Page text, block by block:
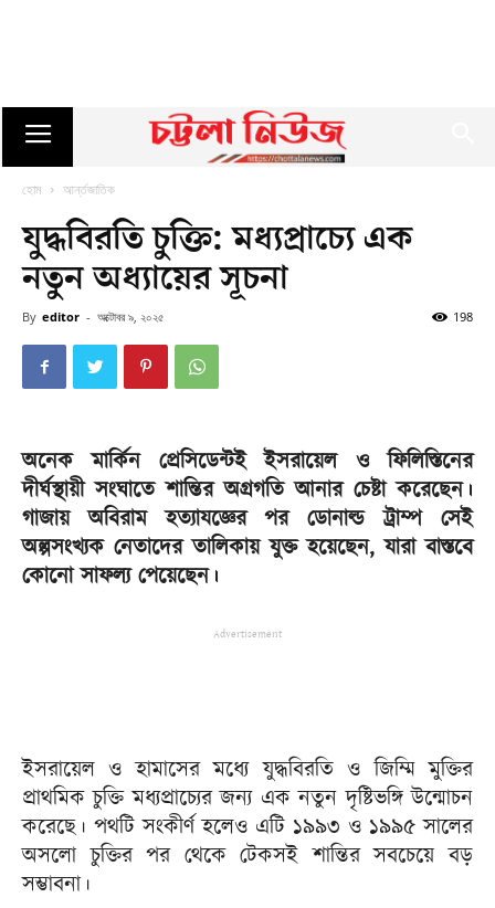
হোম আর্ন্তজাতিক
যুদ্ধবিরতি চুক্তি: মধ্যপ্রাচ্যে এক
নতুন অধ্যায়ের সূচনা
By editor - অক্টোবর ৯, ২০২৫ 198
অনেক মার্কিন প্রেসিডেন্টই ইসরায়েল ও ফিলিস্তিনের
দীর্ঘস্থায়ী সংঘাতে শান্তির অগ্রগতি আনার চেষ্টা করেছেন।
গাজায় অবিরাম হত্যাযজ্ঞের পর ডোনাল্ড ট্রাম্প সেই
অল্পসংখ্যক নেতাদের তালিকায় যুক্ত হয়েছেন, যারা বাস্তবে
কোনো সাফল্য পেয়েছেন।
Advertisement
ইসরায়েল ও হামাসের মধ্যে যুদ্ধবিরতি ও জিম্মি মুক্তির
প্রাথমিক চুক্তি মধ্যপ্রাচ্যের জন্য এক নতুন দৃষ্টিভঙ্গি উন্মোচন
করেছে। পথটি সংকীর্ণ হলেও এটি ১৯৯৩ ও ১৯৯৫ সালের
অসলো চুক্তির পর থেকে টেকসই শান্তির সবচেয়ে বড়
সম্ভাবনা।